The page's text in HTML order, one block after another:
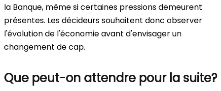
la Banque, même si certaines pressions demeurent
présentes. Les décideurs souhaitent donc observer
l'évolution de l'économie avant d'envisager un
changement de cap.
Que peut-on attendre pour la suite?